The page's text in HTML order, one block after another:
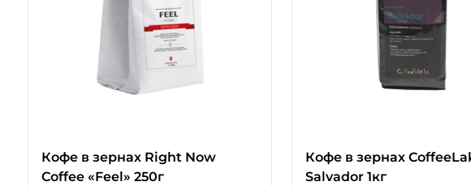
Кофе в зернах Right Now
Coffee «Feel» 250г
Кофе в зернах
Salvador 1кг